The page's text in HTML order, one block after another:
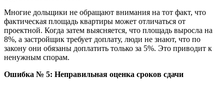
Многие дольщики не обращают внимания на тот факт, что
фактическая площадь квартиры может отличаться от
проектной. Когда затем выясняется, что площадь выросла на
8%, а застройщик требует доплату, люди не знают, что по
закону они обязаны доплатить только за 5%. Это приводит к
ненужным спорам.
Ошибка № 5: Неправильная оценка сроков сдачи